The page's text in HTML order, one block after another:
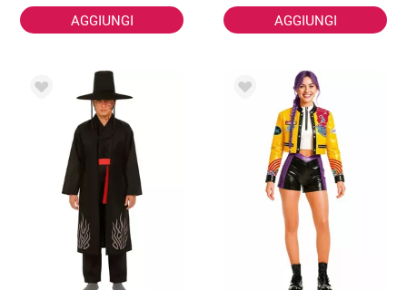
AGGIUNGI AGGIUNGI